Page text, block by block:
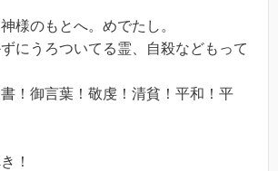
様のもとへ。めでたし。
にうろついてる霊、自殺などもって
！御言葉！敬虔！清貧！平和！平
！